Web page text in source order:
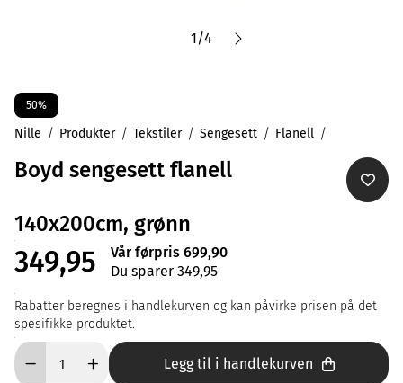
1/4
50%
Nille Produkter Tekstiler Sengesett Flanell
Boyd sengesett flanell
140x200cm, grønn
349,95
Vår førpris 699,90
Du sparer 349,95
Rabatter beregnes i handlekurven og kan påvirke prisen på det
spesifikke produktet.
Legg til i handlekurven